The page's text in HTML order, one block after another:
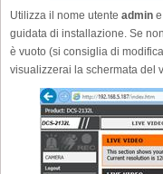
Utilizza il nome utente admin
guidata di installazione. Se
è vuoto (si consiglia di
visualizzerai la schermata del